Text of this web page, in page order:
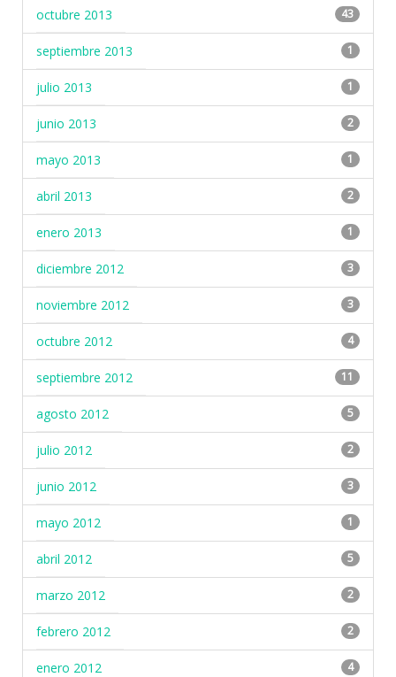
octubre 2013 43
septiembre 2013 1
julio 2013 1
junio 2013 2
mayo 2013 1
abril 2013 2
enero 2013 1
diciembre 2012 3
noviembre 2012 3
octubre 2012 4
septiembre 2012 11
agosto 2012 5
julio 2012 2
junio 2012 3
mayo 2012 1
abril 2012 5
marzo 2012 2
febrero 2012 2
enero 2012 4